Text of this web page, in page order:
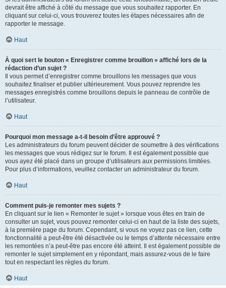
devrait être affiché à côté du message que vous souhaitez rapporter. En
cliquant sur celui-ci, vous trouverez toutes les étapes nécessaires afin de
rapporter le message.
Haut
À quoi sert le bouton « Enregistrer comme brouillon » affiché lors de la
rédaction d’un sujet ?
Il vous permet d’enregistrer comme brouillons les messages que vous
souhaitez finaliser et publier ultérieurement. Vous pouvez reprendre les
messages enregistrés comme brouillons depuis le panneau de contrôle de
l’utilisateur.
Haut
Pourquoi mon message a-t-il besoin d’être approuvé ?
Les administrateurs du forum peuvent décider de soumettre à des vérifications
les messages que vous rédigez sur le forum. Il est également possible que
vous ayez été placé dans un groupe d’utilisateurs aux permissions limitées.
Pour plus d’informations, veuillez contacter un administrateur du forum.
Haut
Comment puis-je remonter mes sujets ?
En cliquant sur le lien « Remonter le sujet » lorsque vous êtes en train de
consulter un sujet, vous pouvez remonter celui-ci en haut de la liste des sujets,
à la première page du forum. Cependant, si vous ne voyez pas ce lien, cette
fonctionnalité a peut-être été désactivée ou le temps d’attente nécessaire entre
les remontées n’a peut-être pas encore été atteint. Il est également possible de
remonter le sujet simplement en y répondant, mais assurez-vous de le faire
tout en respectant les règles du forum.
Haut